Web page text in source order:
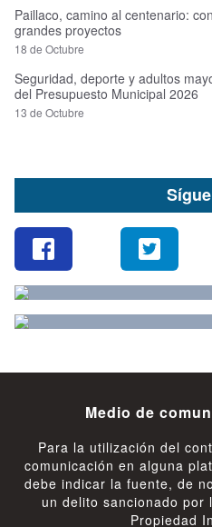
Paillaco, camino al centenario:
grandes proyectos
18 de Octubre
Seguridad, deporte y adultos
del Presupuesto Municipal 2026
13 de Octubre
Medio de
Para la utilización del
comunicación en alguna
debe indicar la fuente, de
un delito sancionado por
Propiedad